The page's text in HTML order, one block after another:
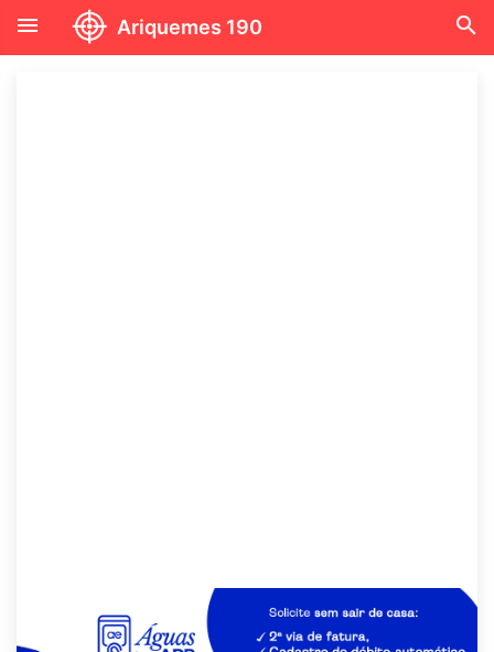
menu Ariquemes 190 search